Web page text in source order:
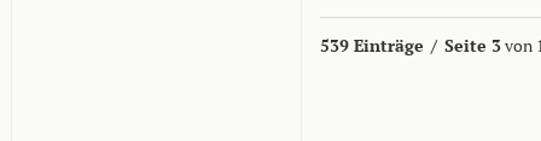
539 Einträge / Seite 3von